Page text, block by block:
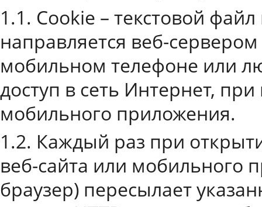
1.1. Cookie – текстовой
направляется веб-
мобильном телефоне или
доступ в сеть Интернет,
мобильного приложения.
1.2. Каждый раз при
веб-сайта или мобильного
браузер) пересылает